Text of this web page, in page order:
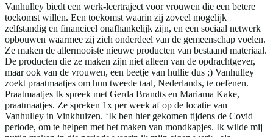
Vanhulley biedt een werk-leertraject voor vrouwen die een betere
toekomst willen. Een toekomst waarin zij zoveel mogelijk
zelfstandig en financieel onafhankelijk zijn, en een sociaal netwerk
opbouwen waarmee zij zich onderdeel van de gemeenschap voelen.
Ze maken de allermooiste nieuwe producten van bestaand materiaal.
De producten die ze maken zijn niet alleen van de opdrachtgever,
maar ook van de vrouwen, een beetje van hullie dus ;) Vanhulley
zoekt praatmaatjes om hun tweede taal, Nederlands, te oefenen.
Praatmaatjes Ik spreek met Gerda Brandts en Mariama Kake,
praatmaatjes. Ze spreken 1x per week af op de locatie van
Vanhulley in Vinkhuizen. ‘Ik ben hier gekomen tijdens de Covid
periode, om te helpen met het maken van mondkapjes. Ik wilde mij